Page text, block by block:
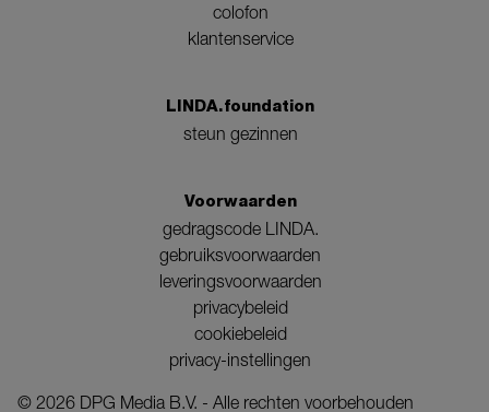
colofon
klantenservice
LINDA.foundation
steun gezinnen
Voorwaarden
gedragscode LINDA.
gebruiksvoorwaarden
leveringsvoorwaarden
privacybeleid
cookiebeleid
privacy-instellingen
© 2026 DPG Media B.V. - Alle rechten voorbehouden